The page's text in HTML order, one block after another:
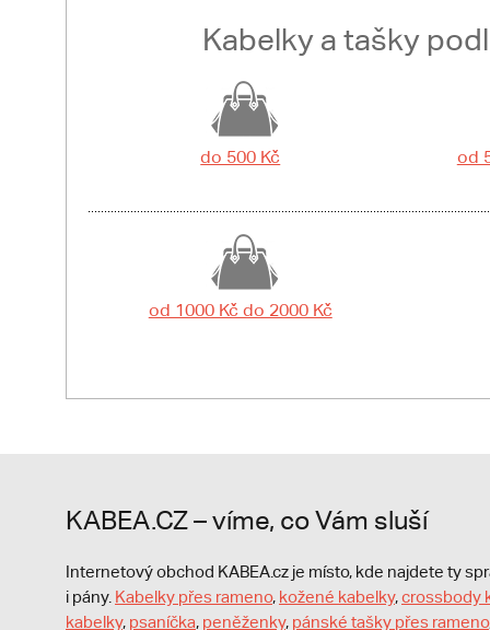
Kabelky a tašky
do 500 Kč od
od 1000 Kč do 2000 Kč
KABEA.CZ – víme, co Vám sluší
Internetový obchod KABEA.cz je místo, kde najdete ty
i pány. Kabelky přes rameno, kožené kabelky,crossbody
kabelky, psaníčka, peněženky, pánské tašky přes rameno